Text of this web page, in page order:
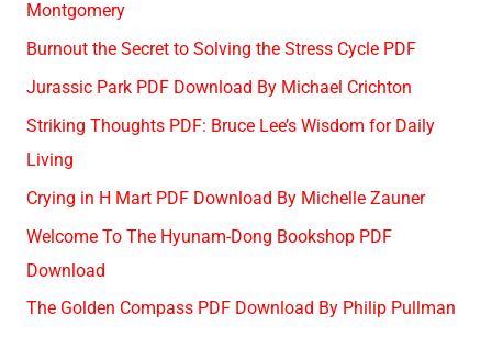
Montgomery
Burnout the Secret to Solving the Stress Cycle PDF
Jurassic Park PDF Download By Michael Crichton
Striking Thoughts PDF: Bruce Lee’s Wisdom for Daily
Living
Crying in H Mart PDF Download By Michelle Zauner
Welcome To The Hyunam-Dong Bookshop PDF
Download
The Golden Compass PDF Download By Philip Pullman